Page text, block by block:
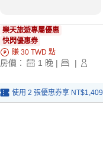
樂天旅遊專屬優惠
快閃優惠券
賺 30 TWD 點
房價： 1 晚 | |
使用 2 張優惠券享 NT$1,409